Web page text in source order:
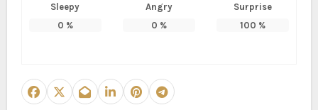
Sleepy
0 %
Angry
0 %
Surprise
100 %